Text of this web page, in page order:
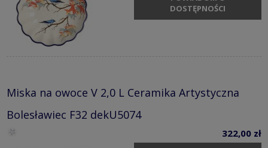
DOSTĘPNOŚCI
Miska na owoce V 2,0 L Ceramika Artystyczna
Bolesławiec F32 dekU5074
322,00 zł